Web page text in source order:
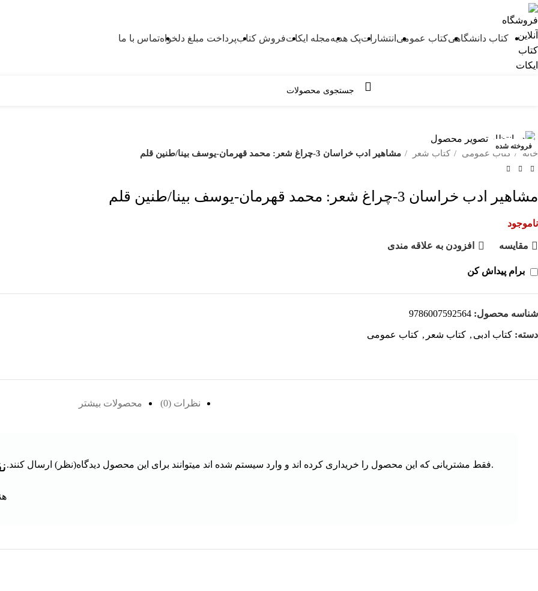
کتاب دانشگاهیکتاب عمومی انتشاراتپک هدیهمجله ایکاتفروش کتابپرداخت مبلغ دلخواهتماس با ما
فروخته شده
خانه کتاب عمومی کتاب شعر مشاهیر ادب خراسان 3-چراغ شعر: محمد قهرمان-یوسف بینا/طنین قلم
مشاهیر ادب خراسان 3-چراغ شعر: محمد قهرمان-یوسف بینا/طنین قلم
ناموجود
مقايسه افزودن به علاقه مندی
برام پیداش کن
شناسه محصول: 9786007592564
دسته: کتاب ادبی , کتاب شعر , کتاب عمومی
نظرات (0) محصولات بیشتر
.فقط مشتریانی که این محصول را خریداری کرده اند و وارد سیستم شده اند میتوانند برای این محصول دیدگاه(نظر) ارسال کنند.